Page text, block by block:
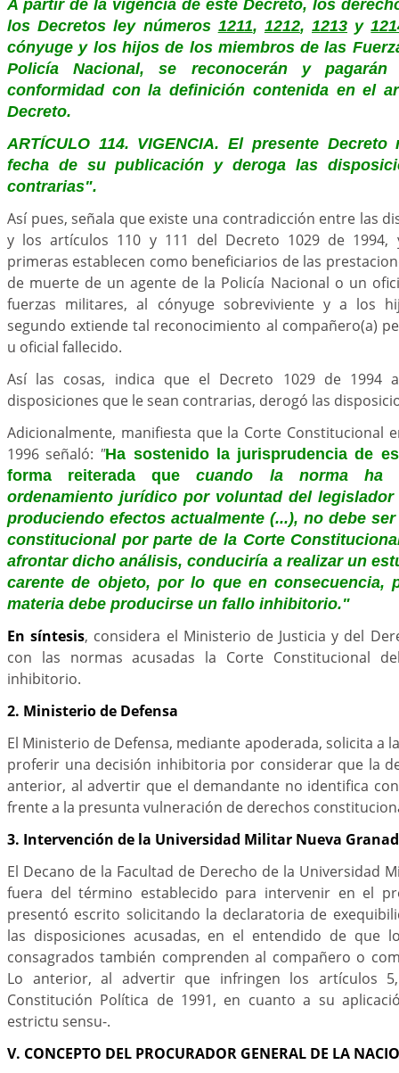
A partir de la vigencia de este Decreto, los
los Decretos ley números 1211, 1212,1213 y
cónyuge y los hijos de los miembros de las
Policía Nacional, se reconocerán y
conformidad con la definición contenida en el
Decreto.
ARTÍCULO 114. VIGENCIA. El presente
fecha de su publicación y deroga las
contrarias".
Así pues, señala que existe una contradicción entre las
y los artículos 110 y 111 del Decreto 1029 de 1994,
primeras establecen como beneficiarios de las
de muerte de un agente de la Policía Nacional o un
fuerzas militares, al cónyuge sobreviviente y a los
segundo extiende tal reconocimiento al compañero(a)
u oficial fallecido.
Así las cosas, indica que el Decreto 1029 de 1994
disposiciones que le sean contrarias, derogó las
Adicionalmente, manifiesta que la Corte Constitucional
1996 señaló: "Ha sostenido la jurisprudencia de
forma reiterada quecuando la norma ha
ordenamiento jurídico por voluntad del
produciendo efectos actualmente (...), no debe
constitucional por parte de la Corte
afrontar dicho análisis, conduciría a realizar un
carente de objeto, por lo que en consecuencia,
materia debe producirse un fallo inhibitorio."
En síntesis, considera el Ministerio de Justicia y del
con las normas acusadas la Corte Constitucional
inhibitorio.
2. Ministerio de Defensa
El Ministerio de Defensa, mediante apoderada, solicita a
proferir una decisión inhibitoria por considerar que la
anterior, al advertir que el demandante no identifica
frente a la presunta vulneración de derechos
3. Intervención de la Universidad Militar Nueva
El Decano de la Facultad de Derecho de la Universidad
fuera del término establecido para intervenir en el
presentó escrito solicitando la declaratoria de
las disposiciones acusadas, en el entendido de que
consagrados también comprenden al compañero o
Lo anterior, al advertir que infringen los artículos
Constitución Política de 1991, en cuanto a su
estrictu sensu-.
V. CONCEPTO DEL PROCURADOR GENERAL DE LA